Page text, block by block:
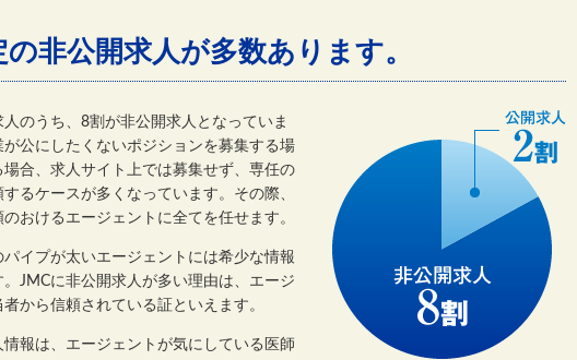
非公開求人が多数あります。
のうち、8割が非公開求人となっていま
公にしたくないポジションを募集する場
合、求人サイト上では募集せず、専任の
るケースが多くなっています。その際、
おけるエージェントに全てを任せます。
パイプが太いエージェントには希少な情報
JMCに非公開求人が多い理由は、エージ
から信頼されている証といえます。
情報は、エージェントが気にしている医師